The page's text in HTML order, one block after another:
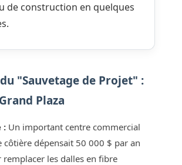
de construction en quelques
"Sauvetage de Projet" :
Plaza
: Un important centre commercial
côtière dépensait 50 000 $ par an
les dalles en fibre